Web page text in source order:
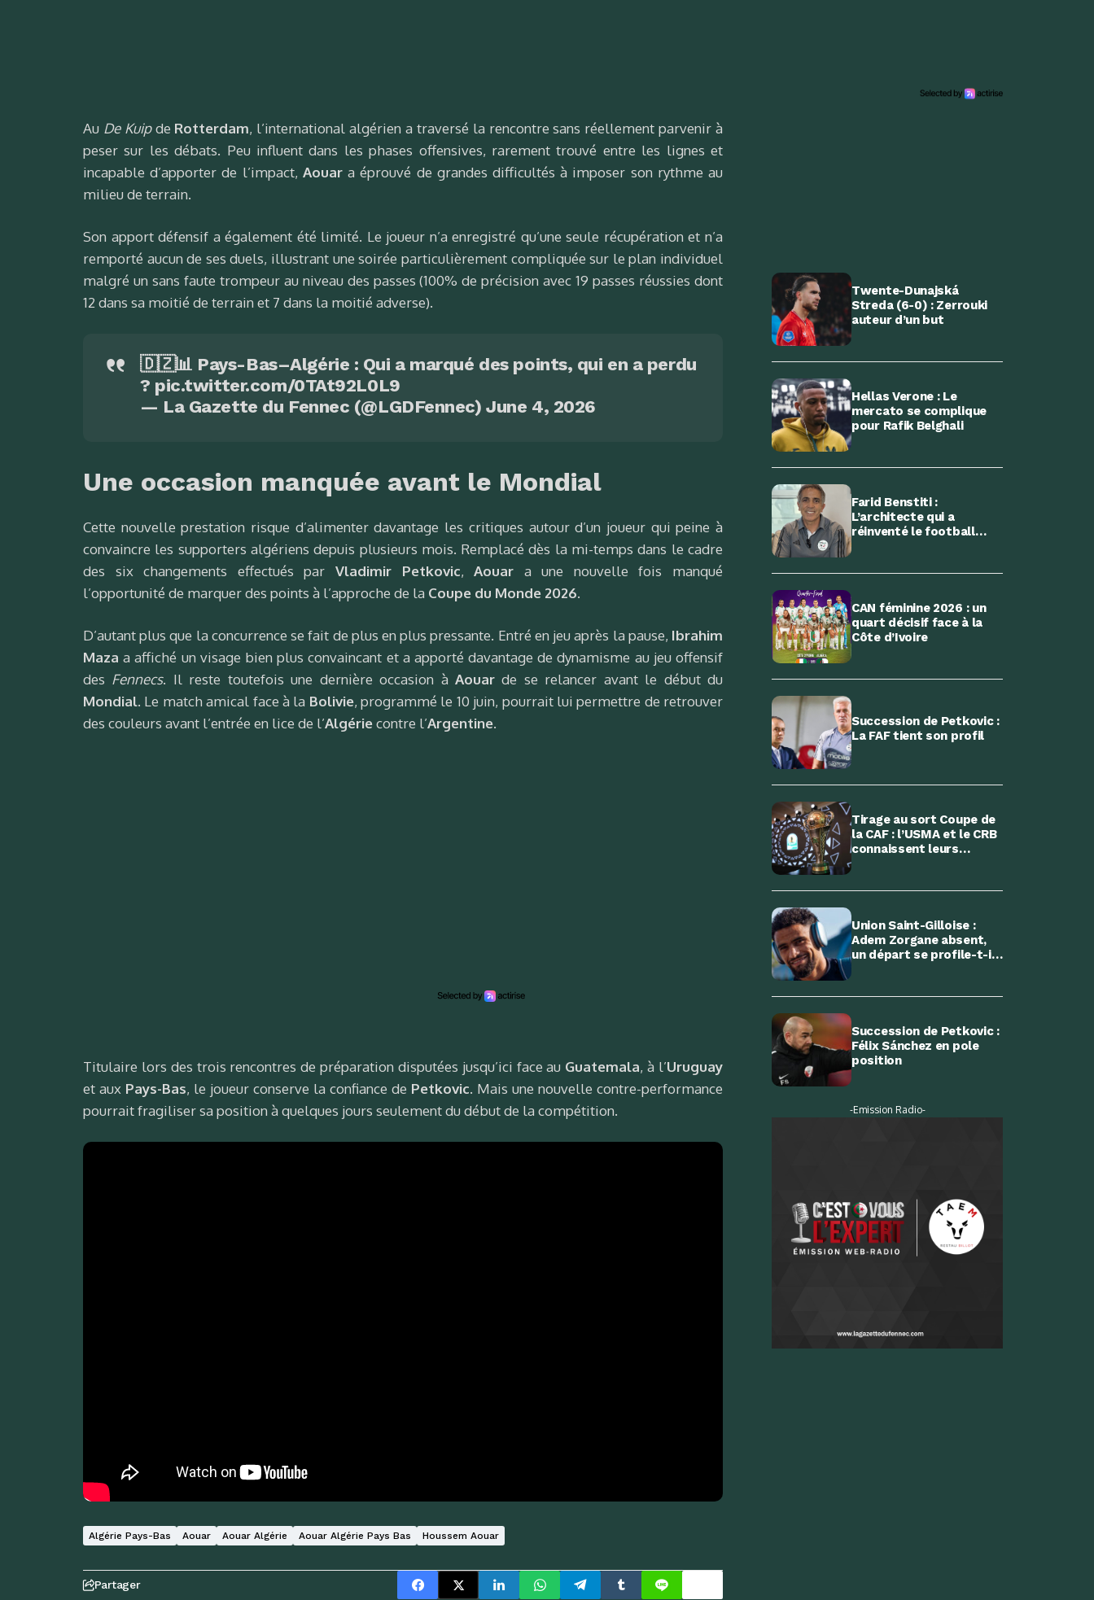
Au De Kuipde Rotterdam, l’international algérien a traversé la rencontre sans réellement parvenir à
peser sur les débats. Peu influent dans les phases offensives, rarement trouvé entre les lignes et
incapable d’apporter de l’impact, Aouara éprouvé de grandes difficultés à imposer son rythme au
milieu de terrain.
Son apport défensif a également été limité. Le joueur n’a enregistré qu’une seule récupération et n’a
remporté aucun de ses duels, illustrant une soirée particulièrement compliquée sur le plan individuel
malgré un sans faute trompeur au niveau des passes (100% de précision avec 19 passes réussies dont
12 dans sa moitié de terrain et 7 dans la moitié adverse).
🇩🇿📊 Pays-Bas–Algérie : Qui a marqué des points, qui en a perdu
? pic.twitter.com/0TAt92L0L9
— La Gazette du Fennec (@LGDFennec)June 4, 2026
Une occasion manquée avant le Mondial
Cette nouvelle prestation risque d’alimenter davantage les critiques autour d’un joueur qui peine à
convaincre les supporters algériens depuis plusieurs mois. Remplacé dès la mi-temps dans le cadre
des six changements effectués par Vladimir Petkovic,Aouar a une nouvelle fois manqué
l’opportunité de marquer des points à l’approche de la Coupe du Monde 2026.
D’autant plus que la concurrence se fait de plus en plus pressante. Entré en jeu après la pause, Ibrahim
Maza a affiché un visage bien plus convaincant et a apporté davantage de dynamisme au jeu offensif
des Fennecs. Il reste toutefois une dernière occasion à Aouarde se relancer avant le début du
Mondial. Le match amical face à la Bolivie, programmé le 10 juin, pourrait lui permettre de retrouver
des couleurs avant l’entrée en lice de l’Algériecontre l’Argentine.
Titulaire lors des trois rencontres de préparation disputées jusqu’ici face au Guatemala, à l’Uruguay
et aux Pays-Bas, le joueur conserve la confiance de Petkovic. Mais une nouvelle contre-performance
pourrait fragiliser sa position à quelques jours seulement du début de la compétition.
Algérie Pays-Bas Aouar Aouar Algérie Aouar Algérie Pays Bas Houssem Aouar
Partager
Twente-Dunajská
Streda (6-0) : Zerrouki
auteur d’un but
Hellas Verone : Le
mercato se complique
pour Rafik Belghali
Farid Benstiti :
L’architecte qui a
réinventé le football
CAN féminine 2026 : un
quart décisif face à la
Côte d’Ivoire
Succession de Petkovic :
La FAF tient son profil
Tirage au sort Coupe de
la CAF : l’USMA et le CRB
connaissent leurs
Union Saint-Gilloise :
Adem Zorgane absent,
un départ se profile-t-il
Succession de Petkovic :
Félix Sánchez en pole
position
-Emission Radio-